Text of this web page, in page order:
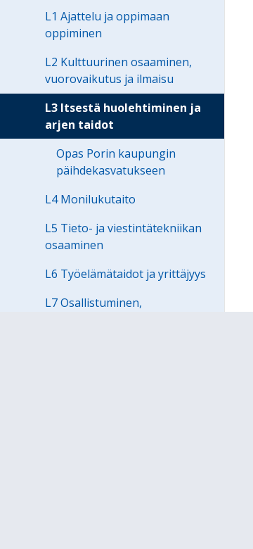
L1 Ajattelu ja oppimaan
oppiminen
L2 Kulttuurinen osaaminen,
vuorovaikutus ja ilmaisu
L3 Itsestä huolehtiminen ja
arjen taidot
Opas Porin kaupungin
päihdekasvatukseen
L4 Monilukutaito
L5 Tieto- ja viestintätekniikan
osaaminen
L6 Työelämätaidot ja yrittäjyys
L7 Osallistuminen,